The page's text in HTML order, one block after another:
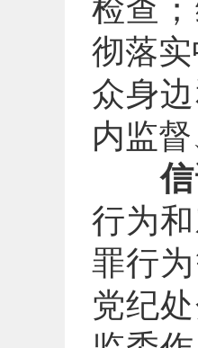
检查
彻落
众身
内监
行为
罪行
党纪